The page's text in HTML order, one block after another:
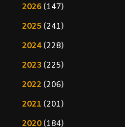
2026(147)
2025(241)
2024(228)
2023(225)
2022 (206)
2021 (201)
2020(184)